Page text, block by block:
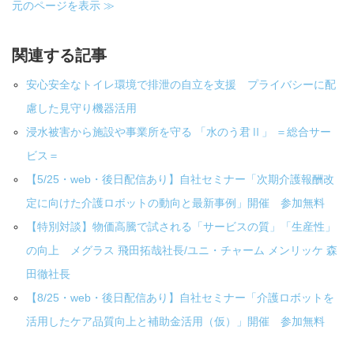
元のページを表示 ≫
関連する記事
安心安全なトイレ環境で排泄の自立を支援 プライバシーに配
慮した見守り機器活用
浸水被害から施設や事業所を守る 「水のう君Ⅱ」 ＝総合サー
ビス＝
【5/25・web・後日配信あり】自社セミナー「次期介護報酬改
定に向けた介護ロボットの動向と最新事例」開催 参加無料
【特別対談】物価高騰で試される「サービスの質」「生産性」
の向上 メグラス 飛田拓哉社長/ユニ・チャーム メンリッケ 森
田徹社長
【8/25・web・後日配信あり】自社セミナー「介護ロボットを
活用したケア品質向上と補助金活用（仮）」開催 参加無料